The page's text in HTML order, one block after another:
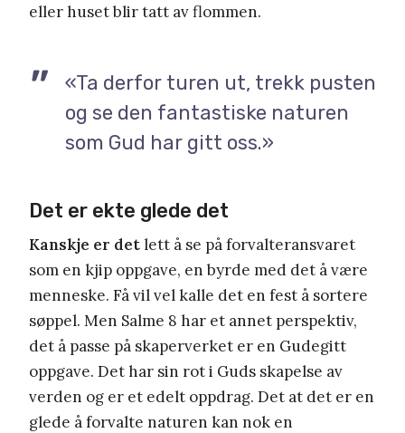
eller huset blir tatt av flommen.
«Ta derfor turen ut, trekk pusten
og se den fantastiske naturen
som Gud har gitt oss.»
Det er ekte glede det
Kanskje er detlett å se på forvalteransvaret
som en kjip oppgave, en byrde med det å være
menneske. Få vil vel kalle det en fest å sortere
søppel. Men Salme 8 har et annet perspektiv,
det å passe på skaperverket er en Gudegitt
oppgave. Det har sin rot i Guds skapelse av
verden og er et edelt oppdrag. Det at det er en
glede å forvalte naturen kan nok en